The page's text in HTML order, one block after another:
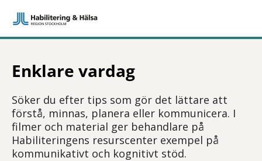
Enklare vardag
Söker du efter tips som gör det lättare att
förstå, minnas, planera eller kommunicera. I
filmer och material ger behandlare på
Habiliteringens resurscenter exempel på
kommunikativt och kognitivt stöd.